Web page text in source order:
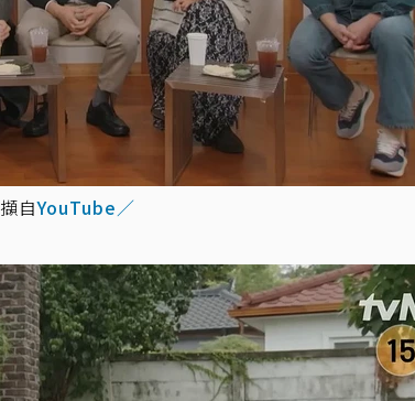
自YouTube／